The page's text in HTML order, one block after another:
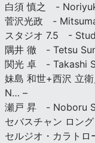
白須 慎之 -
菅沢光政 -
スタジオ 7.5 -
隅井 徹 - Tetsu
関光 卓 - Takashi
妹島 和世+西沢 立
N… –
瀬戸 昇 - Noboru
セバスチャン ロン
セルジオ・カラト